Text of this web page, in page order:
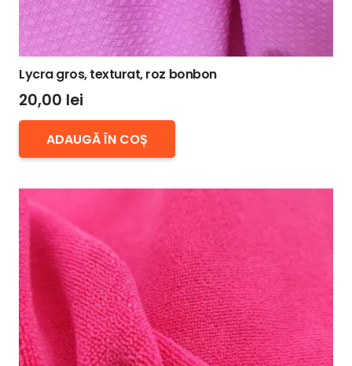
Lycra gros, texturat, roz bonbon
20,00 lei
ADAUGĂ ÎN COȘ